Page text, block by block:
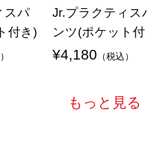
スパ
付き)
Jr.プラクティス
ンツ(ポケット
¥4,180 （税込）
もっと見る